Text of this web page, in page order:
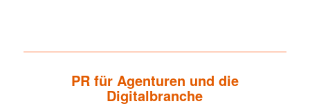
PR für Agenturen und die
Digitalbranche